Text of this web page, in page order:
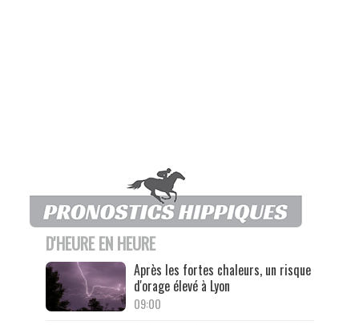
D'HEURE EN HEURE
Après les fortes chaleurs, un risque
d'orage élevé à Lyon
09:00